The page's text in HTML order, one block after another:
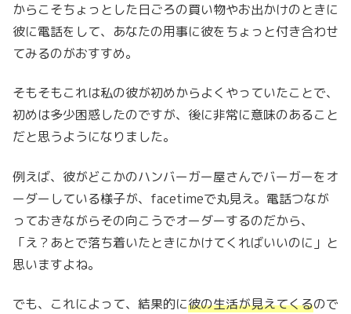
からこそちょっとした日ごろの買い物やお出かけのときに
彼に電話をして、あなたの用事に彼をちょっと付き合わせ
てみるのがおすすめ。
そもそもこれは私の彼が初めからよくやっていたことで、
初めは多少困惑したのですが、後に非常に意味のあること
だと思うようになりました。
例えば、彼がどこかのハンバーガー屋さんでバーガーをオ
ーダーしている様子が、facetimeで丸見え。電話つなが
っておきながらその向こうでオーダーするのだから、
「え？あとで落ち着いたときにかけてくればいいのに」と
思いますよね。
でも、これによって、結果的に彼の生活が見えてくるので